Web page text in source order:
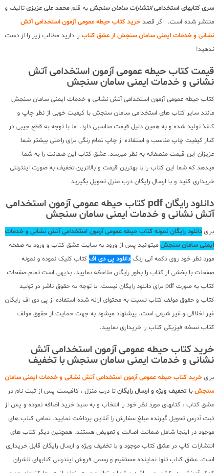
سری کتابهای استخدامیانتشارات سامان سنجش به قلم محمد علی عزیزی تالیف و
منتشر شده است. اگر قصد خرید کتاب حیطه عمومی آزمون استخدامی آتش
نشانی و خدمات ایمنی سامان سنجش از عشق کتاب را دارید مطالب زیر را از دست
ندهید!
قیمت کتاب حیطه عمومی آزمون استخدامی آتش
نشانی و خدمات ایمنی سامان سنجش
کتاب حیطه عمومی آزمون استخدامی آتش نشانی و خدمات ایمنی سامان سنجش
مانند سایر کتاب های استخدامی سامان سنجش با کیفیت خوبی از نظر چاپ و
کاغذ تولید شده و به همین دلیل قیمت مناسبی دارد. اما با توجه به قطع جیبی در
کنار کیفیت چاپ مناسب و استفاده از چاپ تمام رنگی برای راحتی بیشتر شما
عزیزان این قیمت منصفانه به نظر میرسد. عشق کتاب این ضمانت را به شما
میدهد که شما این کتاب را با بهترین قیمت و بالاترین تخفیف به صورت اینترنتی
خریداری کنید و با ارسال رایگان درب منزل تحویل بگیرید
دانلود رایگان pdf کتاب حیطه عمومی آزمون استخدامی
آتش نشانی و خدمات ایمنی سامان سنجش
برای دانلود رایگان نمونه کتاب حیطه عمومی آزمون استخدامی آتش نشانی و خدمات
ایمنی سامان سنجش میتوانید پس از ورود به سایت عشق کتاب و ورود به صفحه
مورد نظر خود روی دکمه آبی رنگ دانلود پی دی اف کتاب کلیک نموده و نمونه
صفحات با بخشی از کتاب را بطور رایگان ملاحظه نمایید. بدیهی است تمام صفحات
کتاب به صورت pdf برای دانلود رایگان نیست. با توجه به حقوق ناشر در تولید
کتاب و حقوق مولف کتاب نسبت به محتوای ارائه شده استفاده از پی دی اف رایگان
غیر اخلاقی و غیر شرعی است. پیشنهاد میشود به جهت حمایت از حقوق مولف
کتاب نسخه فیزیکی کتاب را خریداری نمایید.
خرید کتاب حیطه عمومی آزمون استخدامی آتش
نشانی و خدمات ایمنی سامان سنجش با تخفیف
برای خرید کتاب حیطه عمومی آزمون استخدامی آتش نشانی و خدمات ایمنی سامان
سنجش با تخفیف ویژه و ارسال رایگان تا درب منزل ، کافیست پس از ثبت نام در
عشق کتاب ، کتابهای مورد نظر خود را انتخاب و به سبد خرید اضافه نموده و پس از
ثبت آدرس تحویل گیرنده مبلغ سفارش را آنلاین پرداخت نمایید. تمامی کتاب های
موجود در اینجا شامل ضمانت اصالت و تعویض هستند. همچنین دیگر کتاب های
انتشارات کاپ در عشق کتاب موجود و با تخفیف ویژه و ارسال رایگان قابل خریداری
است. عشق کتاب تنها نماینده مستقیم و رسمی فروش اینترنتی کتابهای ناشران